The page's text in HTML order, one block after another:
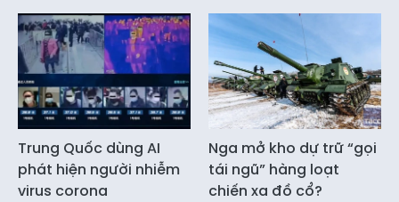
Trung Quốc dùng AI
phát hiện người nhiễm
virus corona
Nga mở kho dự trữ “gọi
tái ngũ” hàng loạt
chiến xa đồ cổ?